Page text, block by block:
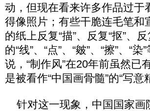
动，但现在看来许多作品过
得像照片；有些干脆连毛笔
的纸上反复“描”、反复“抠”、
的“线”、“点”、“皴”、“擦”、“
说，“制作风”在20年前虽然
是被看作“中国画骨髓”的“写意
针对这一现象，中国国家画